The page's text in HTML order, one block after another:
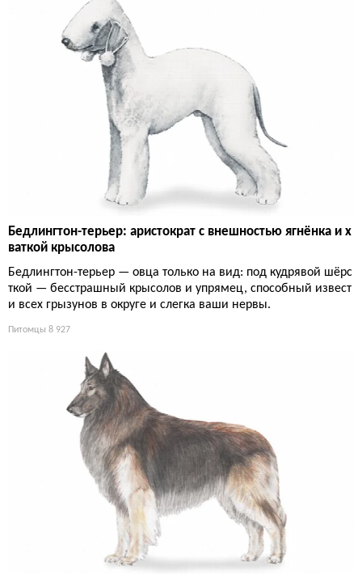
Бедлингтон-терьер: аристократ с внешностью ягнёнка и х
ваткой крысолова
Бедлингтон-терьер — овца только на вид: под кудрявой шёрс
ткой — бесстрашный крысолов и упрямец, способный извест
и всех грызунов в округе и слегка ваши нервы.
Питомцы 8 927